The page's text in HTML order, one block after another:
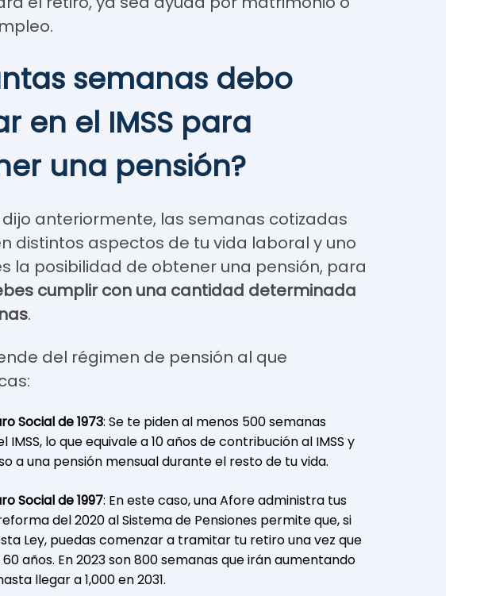
semanas debo
en el IMSS para
una pensión?
anteriormente, las semanas cotizadas
distintos aspectos de tu vida laboral y uno
la posibilidad de obtener una pensión, para
cumplir con una cantidad determinada
.
del régimen de pensión al que
Social de 1973: Se te piden al menos 500 semanas
IMSS, lo que equivale a 10 años de contribución al IMSS y
a una pensión mensual durante el resto de tu vida.
Social de 1997: En este caso, una Afore administra tus
del 2020 al Sistema de Pensiones permite que, si
Ley, puedas comenzar a tramitar tu retiro una vez que
años. En 2023 son 800 semanas que irán aumentando
llegar a 1,000 en 2031.